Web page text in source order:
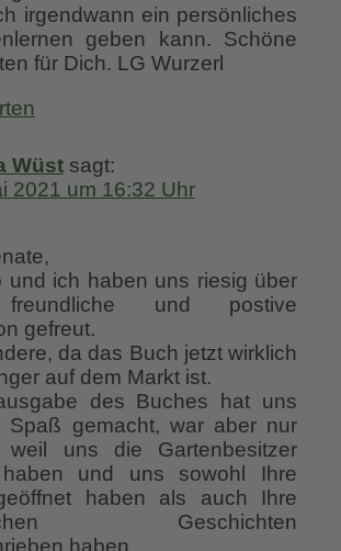
irgendwann ein persönliches
geben kann. Schöne
für Dich. LG Wurzerl
Wüst sagt:
2021 um 16:32 Uhr
und ich haben uns riesig über
und postive
gefreut.
da das Buch jetzt wirklich
auf dem Markt ist.
des Buches hat uns
Spaß gemacht, war aber nur
weil uns die Gartenbesitzer
und uns sowohl Ihre
haben als auch Ihre
Geschichten
haben.